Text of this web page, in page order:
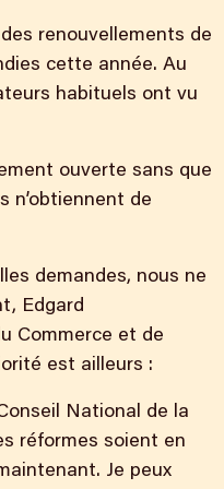
renouvellements de
cette année. Au
habituels ont vu
ouverte sans que
n’obtiennent de
demandes, nous ne
Edgard
Commerce et de
est ailleurs :
National de la
réformes soient en
Je peux